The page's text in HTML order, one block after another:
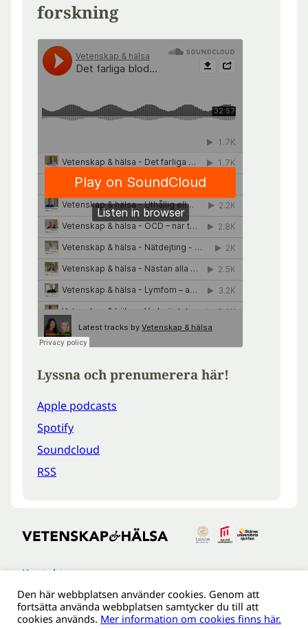
forskning
Lyssna och prenumerera här!
Apple podcasts
Spotify
Soundcloud
RSS
Kontakt
Tillgänglighetsredogöreldse
Om webbplatsen
Den här webbplatsen använder cookies. Genom att
fortsätta använda webbplatsen samtycker du till att
cookies används. Mer information om cookies finns här.